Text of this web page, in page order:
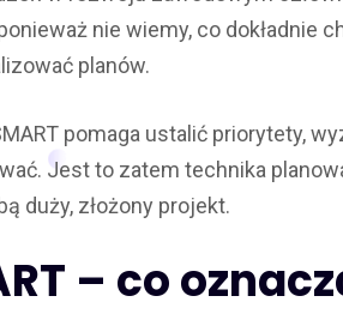
nie wiemy, co dokładnie
planów.
pomaga ustalić priorytety,
Jest to zatem technika
duży, złożony projekt.
– co